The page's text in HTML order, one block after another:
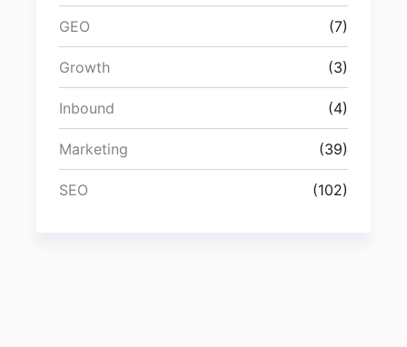
GEO (7)
Growth (3)
Inbound (4)
Marketing (39)
SEO (102)